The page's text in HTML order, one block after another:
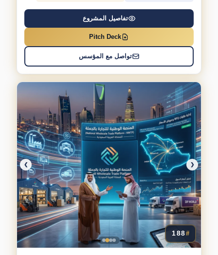
تفاصيل المشروع
Pitch Deck
تواصل مع المؤسس
❮
❯
#
188